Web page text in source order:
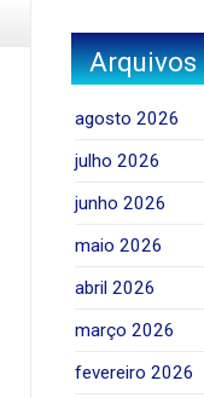
Arquivos
agosto 2026
julho 2026
junho 2026
maio 2026
abril 2026
março 2026
fevereiro 2026